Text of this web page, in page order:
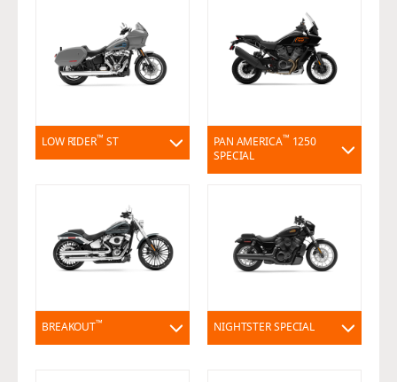
LOW RIDER™ ST PAN AMERICA™ 1250
SPECIAL
BREAKOUT™ NIGHTSTER SPECIAL